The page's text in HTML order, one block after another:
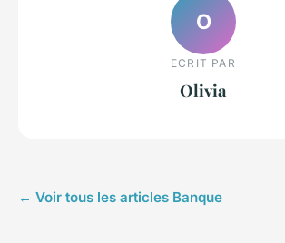
O
ECRIT PAR
Olivia
← Voir tous les articles Banque